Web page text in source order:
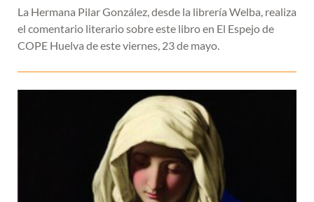
La Hermana Pilar González, desde la librería Welba, realiza
el comentario literario sobre este libro en El Espejo de
COPE Huelva de este viernes, 23 de mayo.